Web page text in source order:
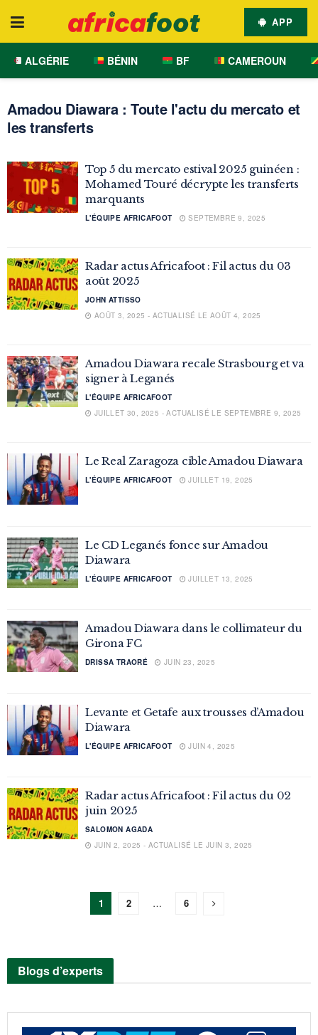
APP
ALGÉRIE BÉNIN BF CAMEROUN
Amadou Diawara : Toute l'actu du mercato et
les transferts
Top 5 du mercato estival 2025 guinéen :
Mohamed Touré décrypte les transferts
marquants
L'ÉQUIPE AFRICAFOOT SEPTEMBRE 9, 2025
Radar actus Africafoot : Fil actus du 03
août 2025
JOHN ATTISSO
AOÛT 3, 2025 - ACTUALISÉ LE AOÛT 4, 2025
Amadou Diawara recale Strasbourg et va
signer à Leganés
L'ÉQUIPE AFRICAFOOT
JUILLET 30, 2025 - ACTUALISÉ LE SEPTEMBRE 9, 2025
Le Real Zaragoza cible Amadou Diawara
L'ÉQUIPE AFRICAFOOT JUILLET 19, 2025
Le CD Leganés fonce sur Amadou
Diawara
L'ÉQUIPE AFRICAFOOT JUILLET 13, 2025
Amadou Diawara dans le collimateur du
Girona FC
DRISSA TRAORÉ JUIN 23, 2025
Levante et Getafe aux trousses d’Amadou
Diawara
L'ÉQUIPE AFRICAFOOT JUIN 4, 2025
Radar actus Africafoot : Fil actus du 02
juin 2025
SALOMON AGADA
JUIN 2, 2025 - ACTUALISÉ LE JUIN 3, 2025
1 2 … 6
Blogs d’experts